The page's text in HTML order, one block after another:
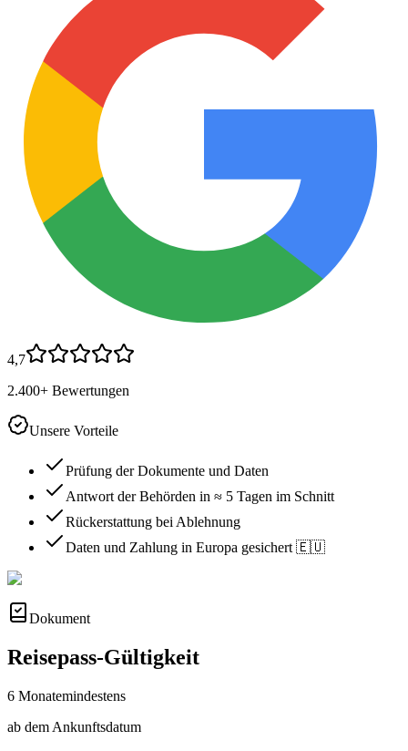
4,7
2.400+ Bewertungen
Unsere Vorteile
Prüfung der Dokumente und Daten
Antwort der Behörden in ≈ 5 Tagen im Schnitt
Rückerstattung bei Ablehnung
Daten und Zahlung in Europa gesichert 🇪🇺
Dokument
Reisepass-Gültigkeit
6 Monatemindestens
ab dem Ankunftsdatum